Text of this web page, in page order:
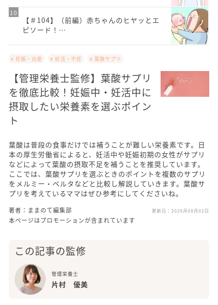
【＃104】（前編）赤ちゃんのヒヤッとエ
ピソード！…
# 妊娠・出産 # 妊活・不妊 # 葉酸サプリ
【管理栄養士監修】葉酸サプリ
を徹底比較！妊娠中・妊活中に
摂取したい栄養素を選ぶポイン
ト
葉酸は普段の食事だけでは補うことが難しい栄養素です。日
本の厚生労働省によると、妊活中や妊娠初期の女性がサプリ
などによって葉酸の摂取不足を補うことを推奨しています。
ここでは、葉酸サプリを選ぶときのポイントを複数のサプリ
をメルミー・ベルタなどと比較し解説していきます。葉酸サ
プリを考えているママはぜひ参考にしてくださいね。
著者：ままのて編集部 更新日： 2026月08月02日
本ページはプロモーションが含まれています
この記事の監修
管理栄養士
片村 優美